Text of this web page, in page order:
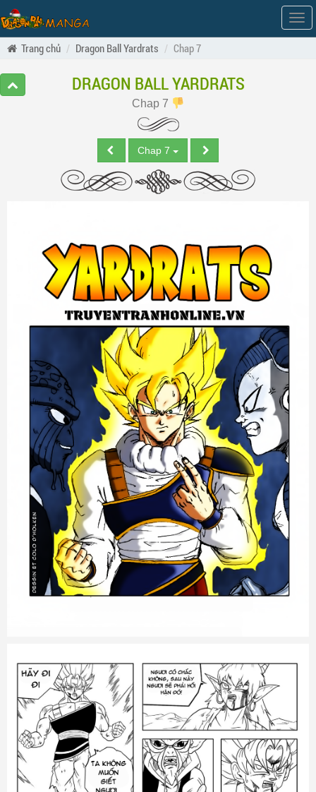
Hiện
Trang chủ
Dragon Ball Yardrats Chap 7
DRAGON BALL YARDRATS
Chap 7
Chap 7